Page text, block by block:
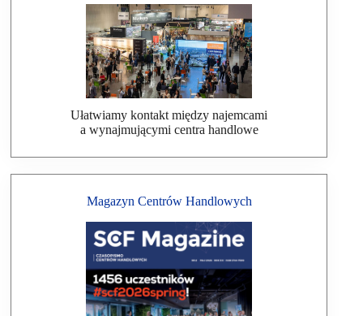
Ułatwiamy kontakt między najemcami
a wynajmującymi centra handlowe
Magazyn Centrów Handlowych